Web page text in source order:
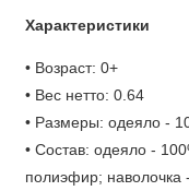
Характеристики
• Возраст: 0+
• Вес нетто: 0.64
• Размеры: одеяло -
• Состав: одеяло -
полиэфир; наволочка